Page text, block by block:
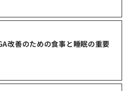
改善のための食事と睡眠の重要